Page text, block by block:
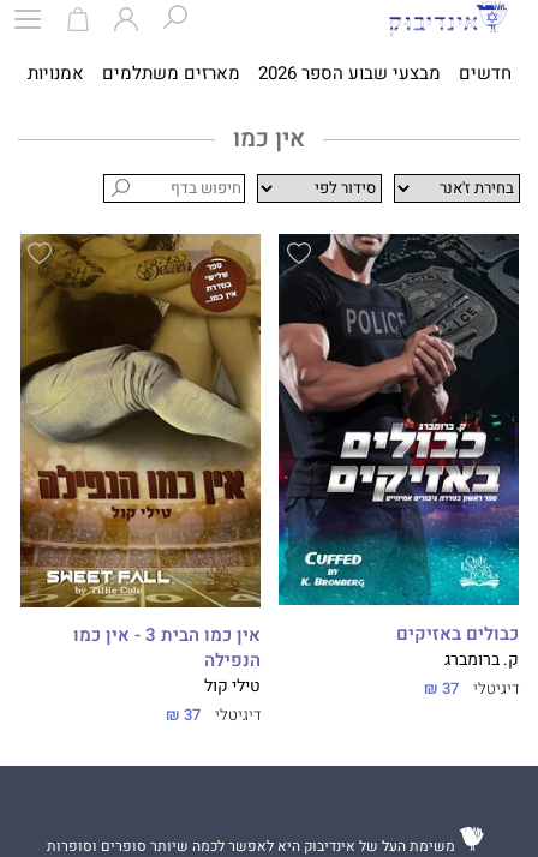
חדשים מבצעי שבוע הספר 2026 מארזים משתלמים אמנויות
אין כמו
כבולים באזיקים
ק. ברומברג
דיגיטלי 37 ₪
אין כמו הבית 3 - אין כמו
הנפילה
טילי קול
דיגיטלי 37 ₪
משימת העל של אינדיבוק היא לאפשר לכמה שיותר סופרים וסופרות